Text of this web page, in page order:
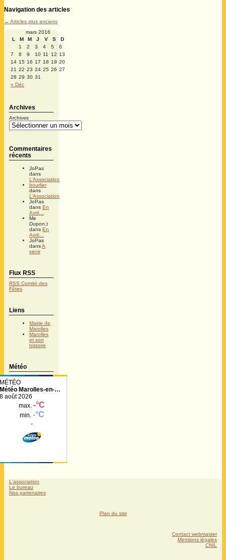
Navigation des articles
← Articles plus anciens
mars 2016
L
M M J V S D
« Déc
1 2 3 4 5
6
7
8 9 10 11 12 13
14 15 16 17 18 19 20
21 22 23 24 25 26 27
28 29 30 31
Archives
Archives
Commentaires
récents
JoPas
dans
L’Association
bourlier
dans
L’Association
JoPas
dans En
Avril…
Me
Dupon,t
dans En
Avril…
JoPas
dansA
venir
Flux RSS
RSS Comité des
Fêtes
Liens
Mairie de
Marolles
Marolles
et son
histoire
Météo
Météo Marolles-en-
Hurepoix
L'association
Le bureau
Nos partenaires
Plan du site
Contact webmaster
Mentions légales
CNIL